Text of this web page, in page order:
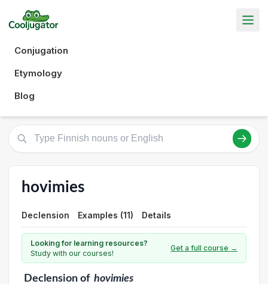
Conjugation
Etymology
Blog
hovimies
Declension Examples (11) Details
Looking for learning resources?
Study with our courses!
Get a full course →
Declensionof hovimies